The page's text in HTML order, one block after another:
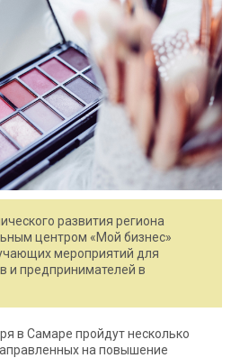
развития региона
центром «Мой бизнес»
мероприятий для
и предпринимателей в
в Самаре пройдут несколько
на повышение